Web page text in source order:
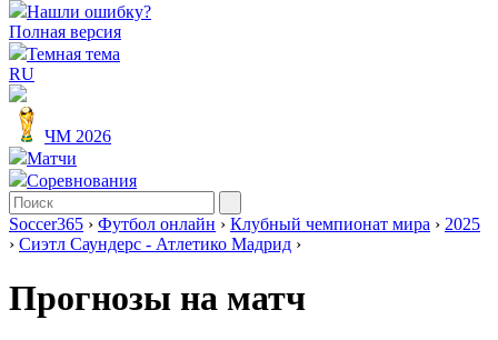
Нашли ошибку?
Полная версия
Темная тема
RU
ЧМ 2026
Матчи
Соревнования
Soccer365 › Футбол онлайн › Клубный чемпионат мира › 2025
› Сиэтл Саундерс - Атлетико Мадрид ›
Прогнозы на матч